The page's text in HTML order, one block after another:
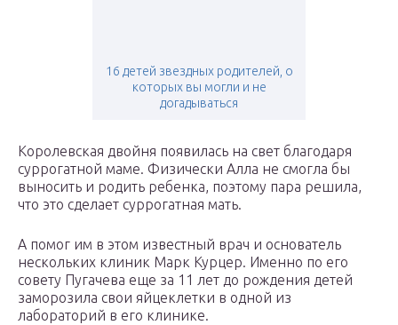
16 детей звездных родителей, о
которых вы могли и не
догадываться
Королевская двойня появилась на свет благодаря
суррогатной маме. Физически Алла не смогла бы
выносить и родить ребенка, поэтому пара решила,
что это сделает суррогатная мать.
А помог им в этом известный врач и основатель
нескольких клиник Марк Курцер. Именно по его
совету Пугачева еще за 11 лет до рождения детей
заморозила свои яйцеклетки в одной из
лабораторий в его клинике.